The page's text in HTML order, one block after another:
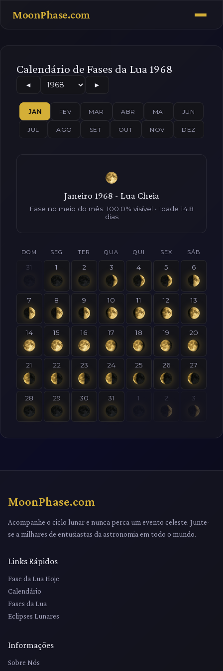
MoonPhase.com
Calendário de Fases da Lua 1968
◄ ►
JAN FEV MAR ABR MAI JUN
JUL AGO SET OUT NOV DEZ
Janeiro 1968 - Lua Cheia
Fase no meio do mês: 100.0% visível • Idade 14.8
dias
DOM SEG TER QUA QUI SEX SÁB
31 1 2 3 4 5 6
7 8 9 10 11 12 13
14 15 16 17 18 19 20
21 22 23 24 25 26 27
28 29 30 31 1 2 3
MoonPhase.com
Acompanhe o ciclo lunar e nunca perca um evento celeste. Junte-
se a milhares de entusiastas da astronomia em todo o mundo.
Links Rápidos
Fase da Lua Hoje
Calendário
Fases da Lua
Eclipses Lunares
Informações
Sobre Nós